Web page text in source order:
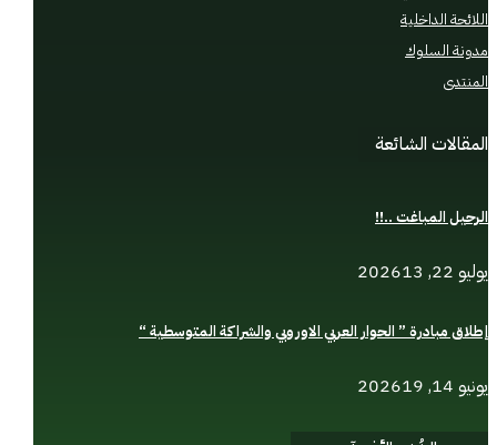
اللائحة الداخلية
مدونة السلوك
المنتدى
المقالات الشائعة
الرحيل المباغت ..!!
يوليو 22, 2026 13
إطلاق مبادرة ” الحوار العربي الاوروبي والشراكة المتوسطية “
يونيو 14, 2026 19